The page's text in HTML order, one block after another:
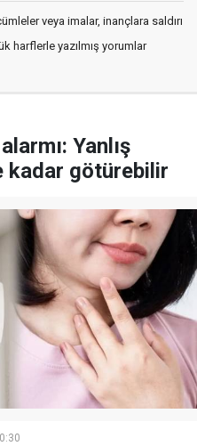
veya imalar, inançlara saldırı
harflerle yazılmış yorumlar
Yanlış
kadar götürebilir